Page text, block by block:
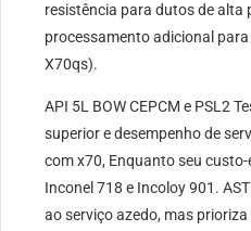
resistência para dutos de alta
processamento adicional
X70qs).
API 5L BOW CEPCM e PSL2
superior e desempenho de
com x70, Enquanto seu
Inconel 718 e Incoloy 901.
ao serviço azedo, mas